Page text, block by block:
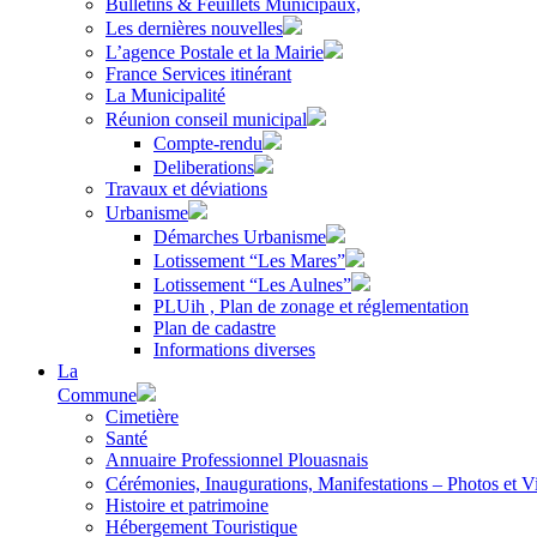
Bulletins & Feuillets Municipaux,
Les dernières nouvelles
L’agence Postale et la Mairie
France Services itinérant
La Municipalité
Réunion conseil municipal
Compte-rendu
Deliberations
Travaux et déviations
Urbanisme
Démarches Urbanisme
Lotissement “Les Mares”
Lotissement “Les Aulnes”
PLUih , Plan de zonage et réglementation
Plan de cadastre
Informations diverses
La
Commune
Cimetière
Santé
Annuaire Professionnel Plouasnais
Cérémonies, Inaugurations, Manifestations – Photos et
Histoire et patrimoine
Hébergement Touristique